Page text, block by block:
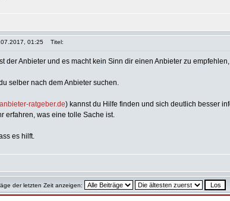
01:25 Titel:
der Anbieter und es macht kein Sinn dir einen Anbieter zu
selber nach dem Anbieter suchen.
ratgeber.de) kannst du Hilfe finden und sich deutlich besser
erfahren, was eine tolle Sache ist.
es hilft.
der letzten Zeit anzeigen: